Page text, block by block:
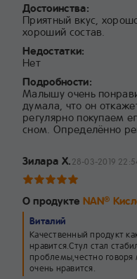
Достоинства:
Приятный вкус,
хороший состав.
Недостатки:
Нет
Подробности:
Малышу очень
думала, что он
регулярно покупаем
сном. Определённо
Зилара Х.28-03-2019
О продукте NAN®
Виталий
Качественный продукт
нравится.Стул стал
проблемы,честно
очень нравится.